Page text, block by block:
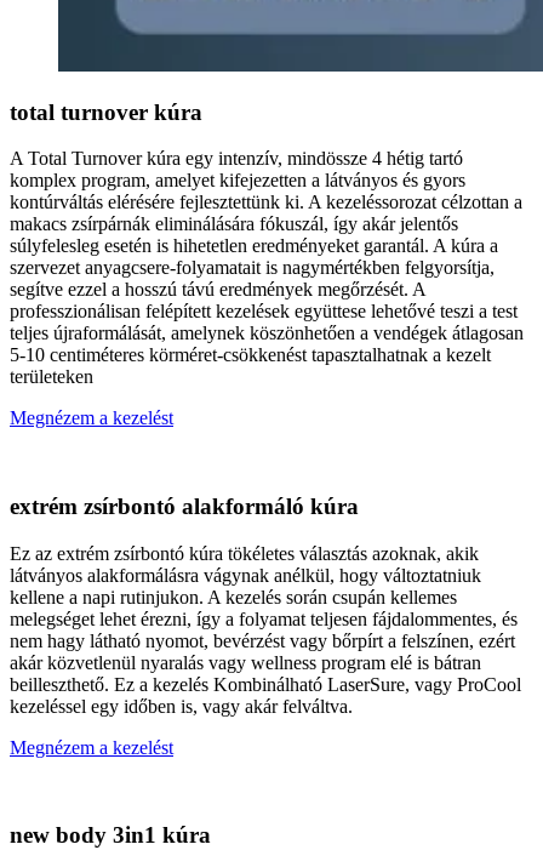
total turnover kúra
A Total Turnover kúra egy intenzív, mindössze 4 hétig tartó
komplex program, amelyet kifejezetten a látványos és gyors
kontúrváltás elérésére fejlesztettünk ki. A kezeléssorozat célzottan a
makacs zsírpárnák eliminálására fókuszál, így akár jelentős
súlyfelesleg esetén is hihetetlen eredményeket garantál. A kúra a
szervezet anyagcsere-folyamatait is nagymértékben felgyorsítja,
segítve ezzel a hosszú távú eredmények megőrzését. A
professzionálisan felépített kezelések együttese lehetővé teszi a test
teljes újraformálását, amelynek köszönhetően a vendégek átlagosan
5-10 centiméteres körméret-csökkenést tapasztalhatnak a kezelt
területeken
Megnézem a kezelést
extrém zsírbontó alakformáló kúra
Ez az extrém zsírbontó kúra tökéletes választás azoknak, akik
látványos alakformálásra vágynak anélkül, hogy változtatniuk
kellene a napi rutinjukon. A kezelés során csupán kellemes
melegséget lehet érezni, így a folyamat teljesen fájdalommentes, és
nem hagy látható nyomot, bevérzést vagy bőrpírt a felszínen, ezért
akár közvetlenül nyaralás vagy wellness program elé is bátran
beilleszthető. Ez a kezelés Kombinálható LaserSure, vagy ProCool
kezeléssel egy időben is, vagy akár felváltva.
Megnézem a kezelést
new body 3in1 kúra